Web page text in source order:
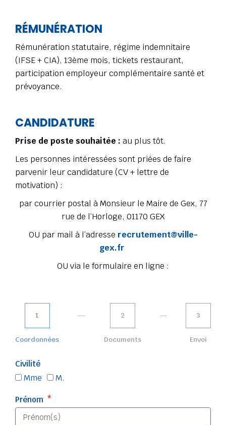
RÉMUNÉRATION
Rémunération statutaire, régime indemnitaire
(IFSE + CIA), 13ème mois, tickets restaurant,
participation employeur complémentaire santé et
prévoyance.
CANDIDATURE
Prise de poste souhaitée : au plus tôt.
Les personnes intéressées sont priées de faire
parvenir leur candidature (CV + lettre de
motivation) :
par courrier postal à Monsieur le Maire de Gex, 77
rue de l’Horloge, 01170 GEX
OU par mail à l’adresse recrutement@ville-
gex.fr
OU via le formulaire en ligne :
1
Coordonnées
2
Documents
3
Envoi
Civilité
Mme M.
Prénom